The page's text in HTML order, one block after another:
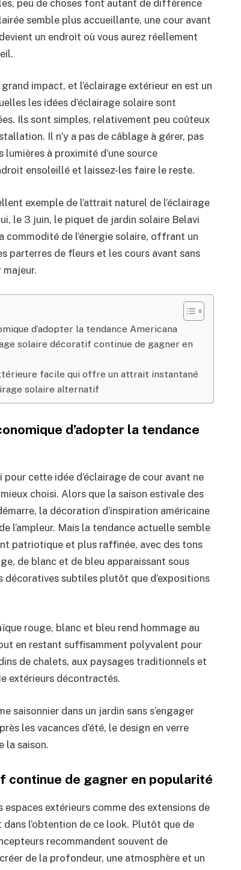
peu de choses font autant de différence
semble plus accueillante, une cour avant
un endroit où vous aurez réellement
impact, et l’éclairage extérieur en est un
les idées d’éclairage solaire sont
Ils sont simples, relativement peu coûteux
Il n’y a pas de câblage à gérer, pas
à proximité d’une source
ensoleillé et laissez-les faire le reste.
exemple de l’attrait naturel de l’éclairage
le 3 juin, le piquet de jardin solaire Belavi
commodité de l’énergie solaire, offrant un
parterres de fleurs et les cours avant sans
d’adopter la tendance Americana
solaire décoratif continue de gagner en
facile qui offre un attrait instantané
solaire alternatif
d’adopter la tendance
pour cette idée d’éclairage de cour avant ne
choisi. Alors que la saison estivale des
la décoration d’inspiration américaine
l’ampleur. Mais la tendance actuelle semble
patriotique et plus raffinée, avec des tons
de blanc et de bleu apparaissant sous
décoratives subtiles plutôt que d’expositions
rouge, blanc et bleu rend hommage au
en restant suffisamment polyvalent pour
de chalets, aux paysages traditionnels et
extérieurs décontractés.
saisonnier dans un jardin sans s’engager
les vacances d’été, le design en verre
la saison.
continue de gagner en popularité
extérieurs comme des extensions de
l’obtention de ce look. Plutôt que de
recommandent souvent de
de la profondeur, une atmosphère et un